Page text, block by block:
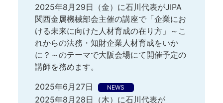
2025年8月29日（金）に石川代表がJIPA
関西金属機械部会主催の講座で「企業にお
ける未来に向けた人材育成の在り方」～こ
れからの法務・知財企業人材育成をいか
に？～のテーマで大阪会場にて開催予定の
講師を務めます。
2025年6月27日
NEWS
2025年8月28日（木）に石川代表が